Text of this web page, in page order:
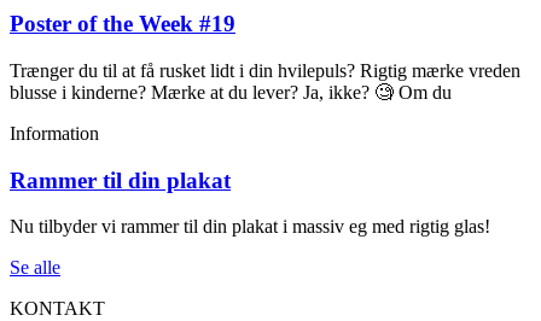
Poster of the Week #19
Trænger du til at få rusket lidt i din hvilepuls? Rigtig mærke vreden
blusse i kinderne? Mærke at du lever? Ja, ikke? 🧐 Om du
Information
Rammer til din plakat
Nu tilbyder vi rammer til din plakat i massiv eg med rigtig glas!
Se alle
KONTAKT